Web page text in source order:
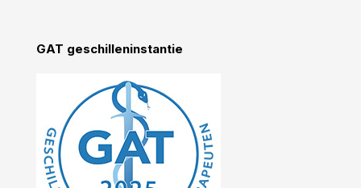
GAT geschilleninstantie